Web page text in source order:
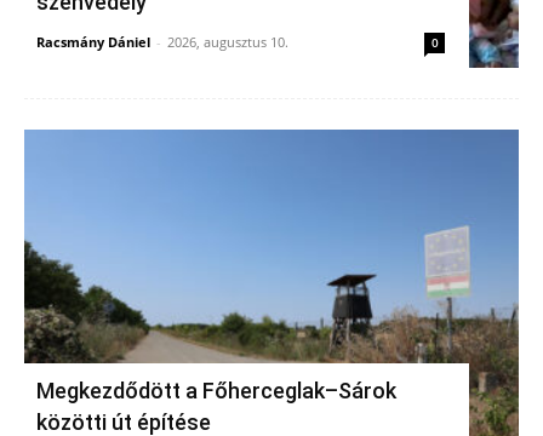
Racsmány Dániel - 2026, augusztus 10. 0
Megkezdődött a Főherceglak–Sárok
közötti út építése